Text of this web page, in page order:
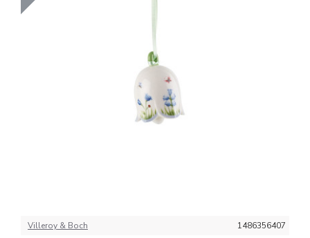
Villeroy & Boch 1486356407